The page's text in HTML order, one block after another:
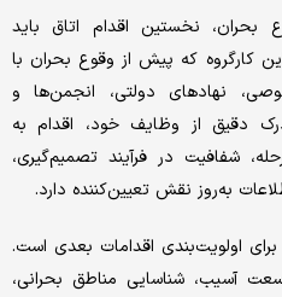
نخستین اقدام اتاق باید
کارگروه که پیش از وقوع بحران با
نهادهای دولتی، انجمن‌ها و
دقیق از وظایف خود، اقدام به
شفافیت در فرآیند تصمیم‌گیری،
به‌روز نقش تعیین‌کننده‌ دارد.
اولویت‌بندی اقدامات بعدی است.
آسیب، شناسایی مناطق بحرانی،